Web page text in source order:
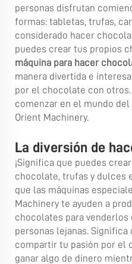
personas disfrutan
formas: tabletas, trufas,
considerado hacer
puedes crear tus propios
máquina para hacer
manera divertida e
por el chocolate con
comenzar en el mundo
Orient Machinery.
La diversión de
¡Significa que puedes
chocolate, trufas y dulces
que las máquinas
Machinery te ayuden a
chocolates para venderlos
personas lejanas.
compartir tu pasión por el
ganar algo de dinero